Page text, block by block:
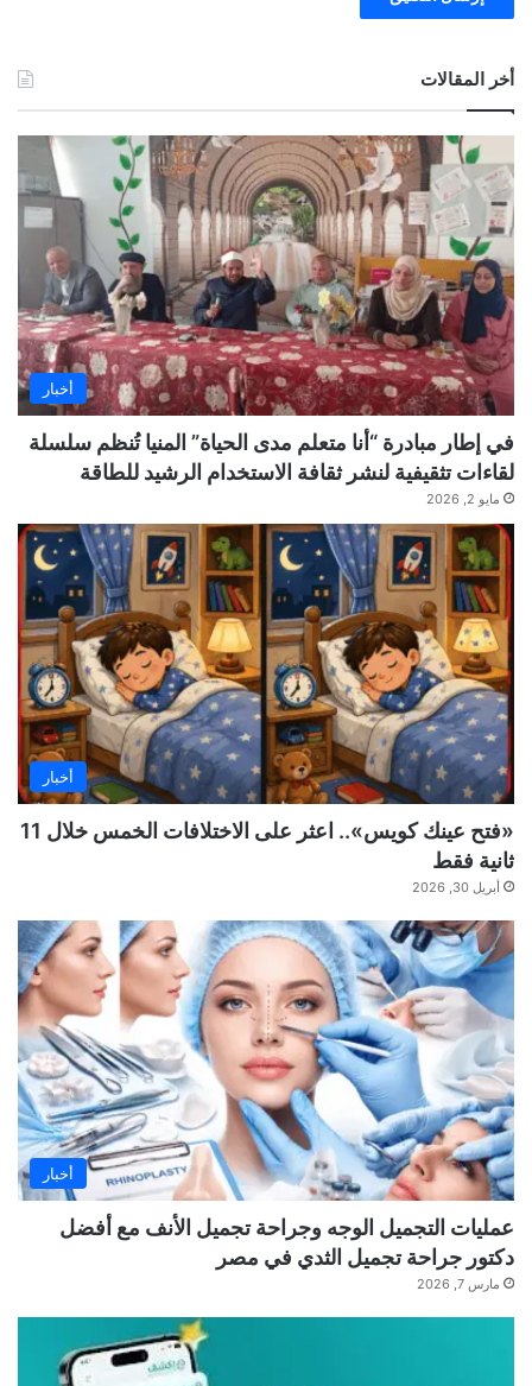
أخر المقالات
أخبار
في إطار مبادرة “أنا متعلم مدى الحياة” المنيا تُنظم سلسلة
لقاءات تثقيفية لنشر ثقافة الاستخدام الرشيد للطاقة
مايو 2, 2026
أخبار
«فتح عينك كويس».. اعثر على الاختلافات الخمس خلال 11
ثانية فقط
أبريل 30, 2026
أخبار
عمليات التجميل الوجه وجراحة تجميل الأنف مع أفضل
دكتور جراحة تجميل الثدي في مصر
مارس 7, 2026